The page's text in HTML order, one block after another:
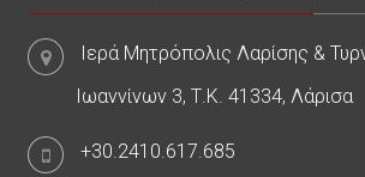
Ιερά Μητρόπολις Λαρίσης &
Ιωαννίνων 3, Τ.Κ. 41334, Λάρισα
+30.2410.617.685